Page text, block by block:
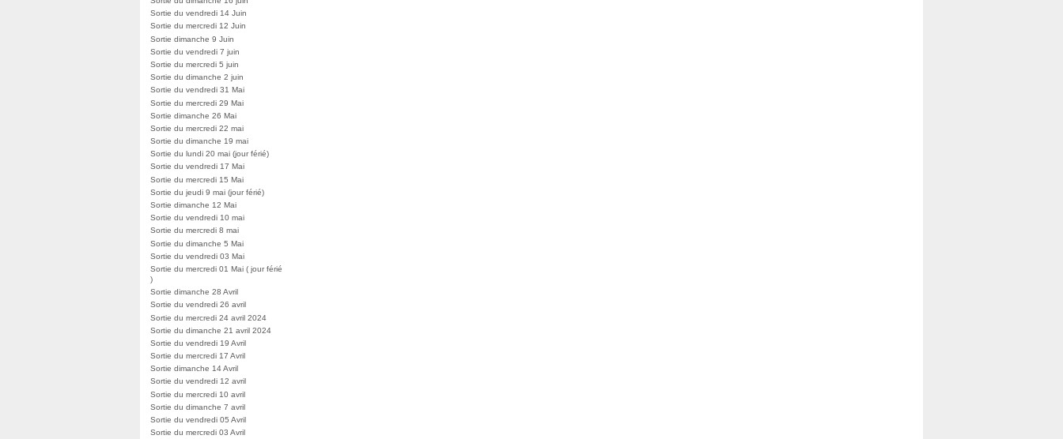
Sortie du vendredi 14 Juin
Sortie du mercredi 12 Juin
Sortie dimanche 9 Juin
Sortie du vendredi 7 juin
Sortie du mercredi 5 juin
Sortie du dimanche 2 juin
Sortie du vendredi 31 Mai
Sortie du mercredi 29 Mai
Sortie dimanche 26 Mai
Sortie du mercredi 22 mai
Sortie du dimanche 19 mai
Sortie du lundi 20 mai (jour férié)
Sortie du vendredi 17 Mai
Sortie du mercredi 15 Mai
Sortie du jeudi 9 mai (jour férié)
Sortie dimanche 12 Mai
Sortie du vendredi 10 mai
Sortie du mercredi 8 mai
Sortie du dimanche 5 Mai
Sortie du vendredi 03 Mai
Sortie du mercredi 01 Mai ( jour férié
)
Sortie dimanche 28 Avril
Sortie du vendredi 26 avril
Sortie du mercredi 24 avril 2024
Sortie du dimanche 21 avril 2024
Sortie du vendredi 19 Avril
Sortie du mercredi 17 Avril
Sortie dimanche 14 Avril
Sortie du vendredi 12 avril
Sortie du mercredi 10 avril
Sortie du dimanche 7 avril
Sortie du vendredi 05 Avril
Sortie du mercredi 03 Avril